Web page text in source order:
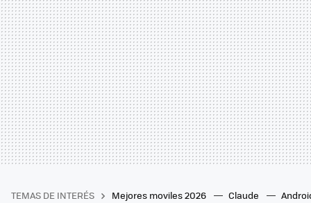
TEMAS DE INTERÉS Mejores moviles 2026 Claude